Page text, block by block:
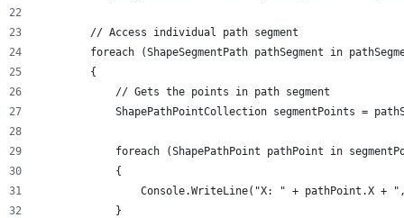
        // Access individual path segment
foreach (ShapeSegmentPath pathSegment in
        {
            // Gets the points in path segment
ShapePathPointCollection segmentPoints =
foreach (ShapePathPoint pathPoint in
            {
Console.WriteLine("X: " + pathPoint.X +
            }